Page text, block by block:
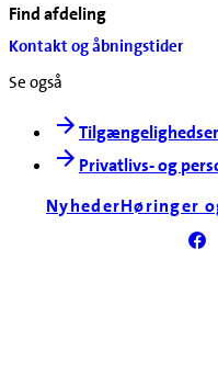
Find afdeling
Kontakt og åbningstider
Se også
Privatlivs- og
NyhederHøringer